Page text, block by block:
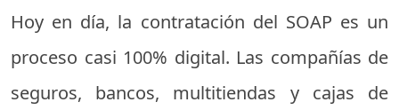
Hoy en día, la contratación del SOAP es un
proceso casi 100% digital. Las compañías de
seguros, bancos, multitiendas y cajas de